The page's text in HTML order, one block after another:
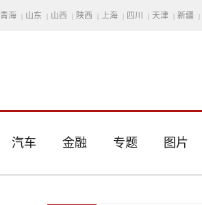
青海 | 山东 | 山西 | 陕西 | 上海 | 四川 | 天津 | 新疆 |
汽车 金融 专题 图片